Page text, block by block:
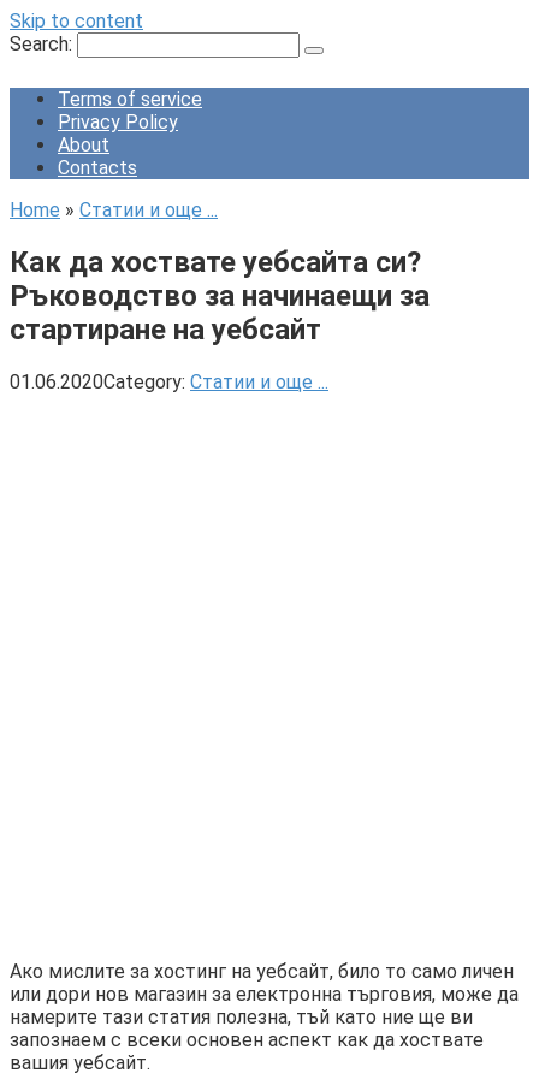
Skip to content
Search:
Terms of service
Privacy Policy
About
Contacts
Home » Статии и още ...
Как да хоствате уебсайта си?
Ръководство за начинаещи за
стартиране на уебсайт
01.06.2020Category: Статии и още ...
Ако мислите за хостинг на уебсайт, било то само личен
или дори нов магазин за електронна търговия, може да
намерите тази статия полезна, тъй като ние ще ви
запознаем с всеки основен аспект как да хоствате
вашия уебсайт.